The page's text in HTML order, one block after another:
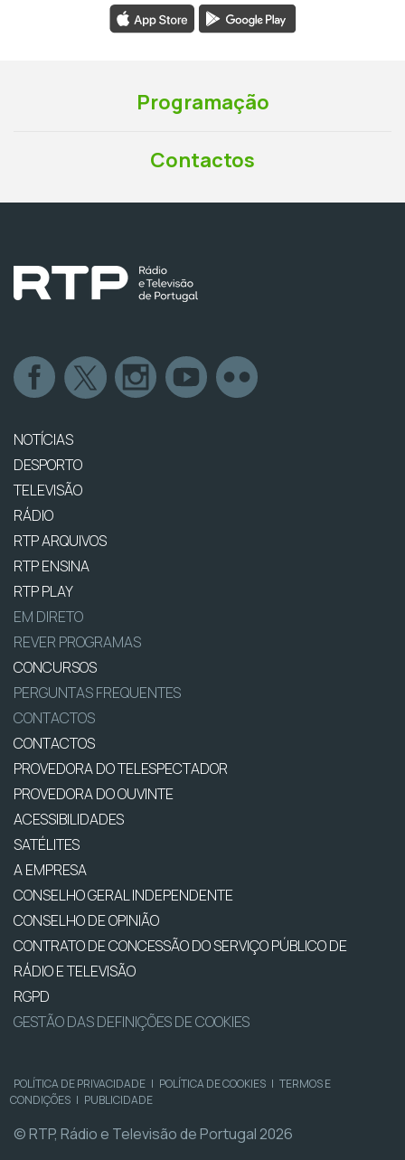
Programação
Contactos
NOTÍCIAS
DESPORTO
TELEVISÃO
RÁDIO
RTP ARQUIVOS
RTP ENSINA
RTP PLAY
EM DIRETO
REVER PROGRAMAS
CONCURSOS
PERGUNTAS FREQUENTES
CONTACTOS
CONTACTOS
PROVEDORA DO TELESPECTADOR
PROVEDORA DO OUVINTE
ACESSIBILIDADES
SATÉLITES
A EMPRESA
CONSELHO GERAL INDEPENDENTE
CONSELHO DE OPINIÃO
CONTRATO DE CONCESSÃO DO SERVIÇO PÚBLICO DE
RÁDIO E TELEVISÃO
RGPD
GESTÃO DAS DEFINIÇÕES DE COOKIES
POLÍTICA DE PRIVACIDADE | POLÍTICA DE COOKIES | TERMOS E
CONDIÇÕES | PUBLICIDADE
© RTP, Rádio e Televisão de Portugal 2026